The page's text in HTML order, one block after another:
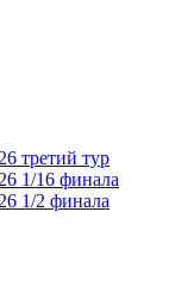
третий тур
1/16 финала
1/2 финала